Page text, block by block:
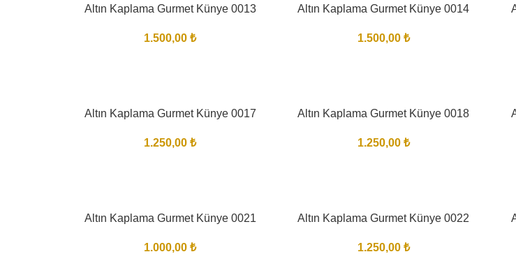
Altın Kaplama Gurmet Künye 0013
1.500,00₺
Altın Kaplama Gurmet Künye 0014
1.500,00 ₺
Altın Kaplama Gurmet Künye 0017
1.250,00₺
Altın Kaplama Gurmet Künye 0018
1.250,00 ₺
Altın Kaplama Gurmet Künye 0021
1.000,00₺
Altın Kaplama Gurmet Künye 0022
1.250,00 ₺